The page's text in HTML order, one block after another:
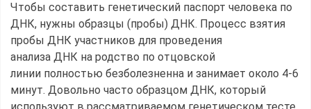
Чтобы составить генетический паспорт человека по
ДНК, нужны образцы (пробы) ДНК. Процесс взятия
пробы ДНК участников для проведения
анализа ДНК на родство по отцовской
линии полностью безболезненна и занимает около 4-6
минут. Довольно часто образцом ДНК, который